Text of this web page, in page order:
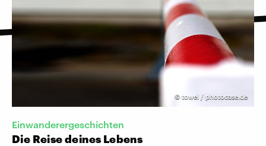
© towel / photocase.de
Einwanderergeschichten
Die Reise deines Lebens